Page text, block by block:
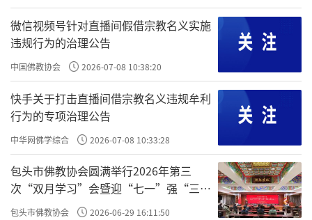
微信视频号针对直播间假借宗教名义实施
违规行为的治理公告
中国佛教协会 2026-07-08 10:38:20
快手关于打击直播间借宗教名义违规牟利
行为的专项治理公告
中华网佛学综合 2026-07-08 10:33:28
包头市佛教协会圆满举行2026年第三
次“双月学习”会暨迎“七一”强“三
爱”主题书画笔会
包头市佛教协会 2026-06-29 16:11:50